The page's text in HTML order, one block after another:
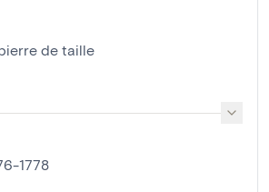
de taille
1778